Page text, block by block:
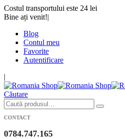
Costul transportului este 24 lei
Bine ați venit!|
Blog
Contul meu
Favorite
Autentificare
|
Căutare
CONTACT
0784.747.165